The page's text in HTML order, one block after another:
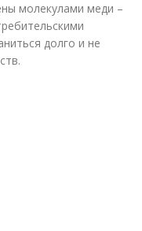
молекулами меди –
долго и не